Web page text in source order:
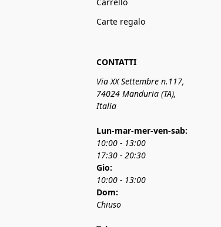
Carte regalo
CONTATTI
Via XX Settembre n.117,
74024 Manduria (TA),
Italia
Lun-mar-mer-ven-sab:
10:00 - 13:00
17:30 - 20:30
Gio:
10:00 - 13:00
Dom:
Chiuso